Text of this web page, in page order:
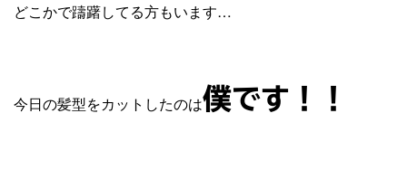
どこかで躊躇してる方もいます…
今日の髪型をカットしたのは僕です！！